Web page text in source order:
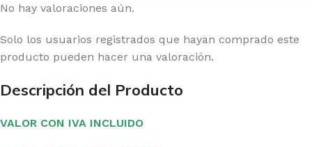
No hay valoraciones aún.
Solo los usuarios registrados que hayan comprado este
producto pueden hacer una valoración.
Descripción del Producto
VALOR CON IVA INCLUIDO